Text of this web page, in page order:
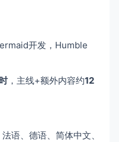
开发，Humble
，主线+额外内容约12
语、德语、简体中文、